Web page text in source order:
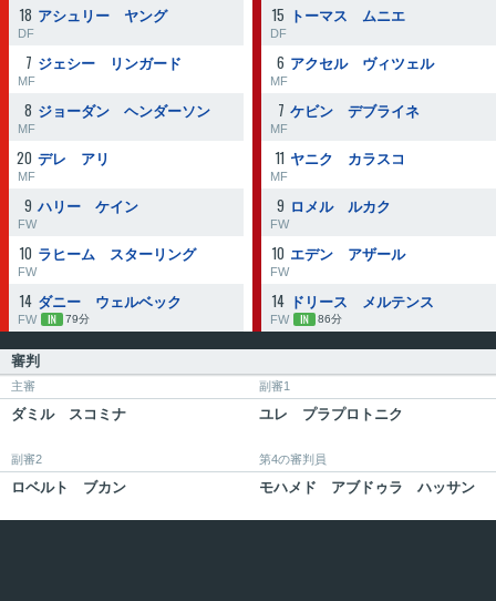
18 アシュリー ヤング
DF
7 ジェシー リンガード
MF
8 ジョーダン ヘンダーソン
MF
20 デレ アリ
MF
9 ハリー ケイン
FW
10 ラヒーム スターリング
FW
14 ダニー ウェルベック
FW 79分
15 トーマス ムニエ
DF
6 アクセル ヴィツェル
MF
7 ケビン デブライネ
MF
11 ヤニク カラスコ
MF
9 ロメル ルカク
FW
10 エデン アザール
FW
14 ドリース メルテンス
FW 86分
審判
主審
ダミル スコミナ
副審1
ユレ プラプロトニク
副審2
ロベルト ブカン
第4の審判員
モハメド アブドゥラ ハッサン